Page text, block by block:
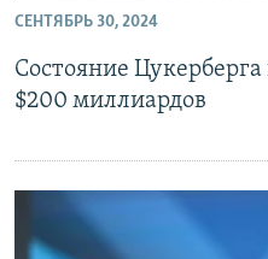
СЕНТЯБРЬ 30, 2024
Состояние
$200 миллиардов